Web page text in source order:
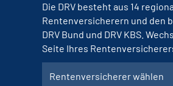
Die DRV besteht aus 14
Rentenversicherern und den
DRV Bund und DRV KBS.
Seite Ihres
Rentenversicherer wählen